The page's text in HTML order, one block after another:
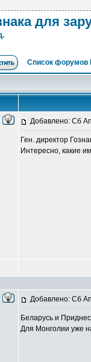
для
Список форумов
Добавлено: Сб
Ген. директор
Интересно, какие
Добавлено: Сб
Беларусь и
Для Монголии уже